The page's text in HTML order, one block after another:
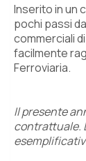
Inserito in un
pochi passi
commerciali
facilmente
Ferroviaria.
Il presente
contrattuale.